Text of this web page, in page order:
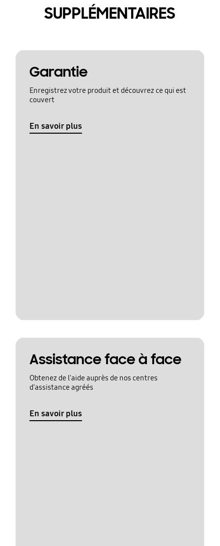
SUPPLÉMENTAIRES
Garantie
Enregistrez votre produit et découvrez ce qui est
couvert
En savoir plus
Assistance face à face
Obtenez de l'aide auprès de nos centres
d'assistance agréés
En savoir plus